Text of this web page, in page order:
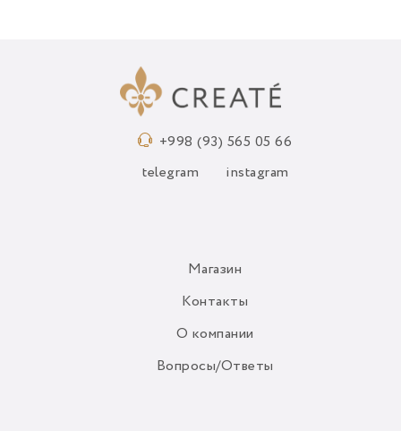
+998 (93) 565 05 66
telegram instagram
Магазин
Контакты
О компании
Вопросы/Ответы